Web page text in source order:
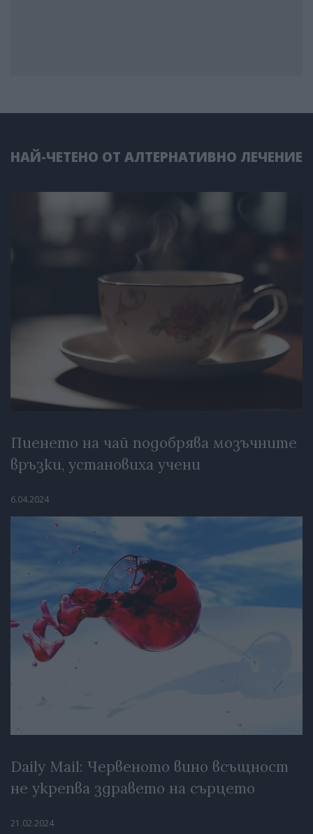
НАЙ-ЧЕТЕНО ОТ АЛТЕРНАТИВНО ЛЕЧЕНИЕ
Пиенето на чай подобрява мозъчните
връзки, установиха учени
6.04.2024
Daily Mail: Червеното вино всъщност
не укрепва здравето на сърцето
21.02.2024